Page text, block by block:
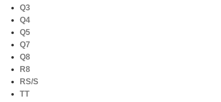
Q3
Q4
Q5
Q7
Q8
R8
RS/S
TT